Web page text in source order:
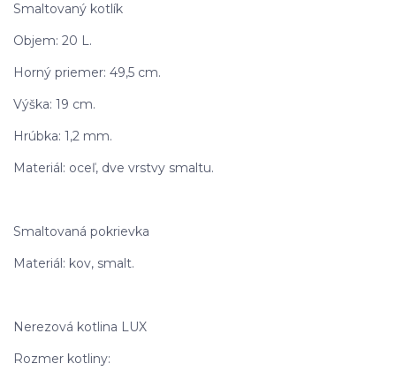
Smaltovaný kotlík
Objem: 20 L.
Horný priemer: 49,5 cm.
Výška: 19 cm.
Hrúbka: 1,2 mm.
Materiál: oceľ, dve vrstvy smaltu.
Smaltovaná pokrievka
Materiál: kov, smalt.
Nerezová kotlina LUX
Rozmer kotliny: